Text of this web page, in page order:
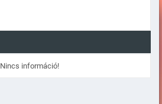
Nincs információ!